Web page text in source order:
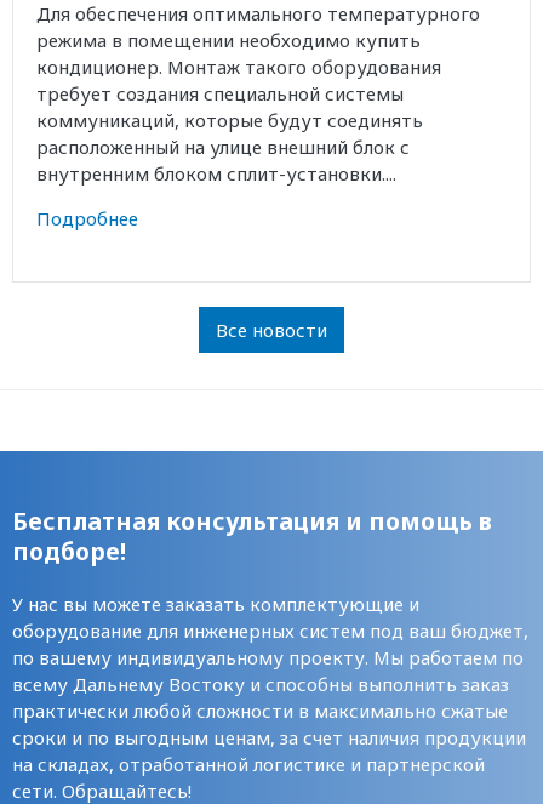
Для обеспечения оптимального температурного
режима в помещении необходимо купить
кондиционер. Монтаж такого оборудования
требует создания специальной системы
коммуникаций, которые будут соединять
расположенный на улице внешний блок с
внутренним блоком сплит-установки....
Подробнее
Все новости
Бесплатная консультация и помощь в
подборе!
У нас вы можете заказать комплектующие и
оборудование для инженерных систем под ваш бюджет,
по вашему индивидуальному проекту. Мы работаем по
всему Дальнему Востоку и способны выполнить заказ
практически любой сложности в максимально сжатые
сроки и по выгодным ценам, за счет наличия продукции
на складах, отработанной логистике и партнерской
сети. Обращайтесь!